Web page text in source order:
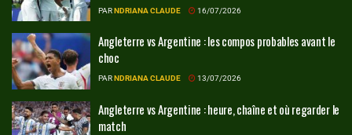
PARNDRIANA CLAUDE 16/07/2026
Angleterre vs Argentine : les compos probables avant le
choc
PARNDRIANA CLAUDE 13/07/2026
Angleterre vs Argentine : heure, chaîne et où regarder le
match